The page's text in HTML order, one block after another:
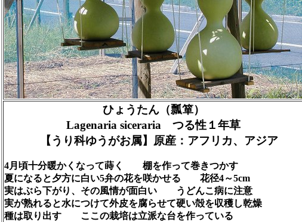
ひょうたん（瓢箪）
Lagenaria siceraria つる性１年草
【うり科ゆうがお属】原産：アフリカ、アジア
4月頃十分暖かくなって蒔く 棚を作って巻きつかす
夏になると夕方に白い5弁の花を咲かせる 花径4～5cm
実はぶら下がり、その風情が面白い うどんこ病に注意
実が熟れると水につけて外皮を腐らせて硬い殻を収穫し乾燥
種は取り出す ここの栽培は立派な台を作っている